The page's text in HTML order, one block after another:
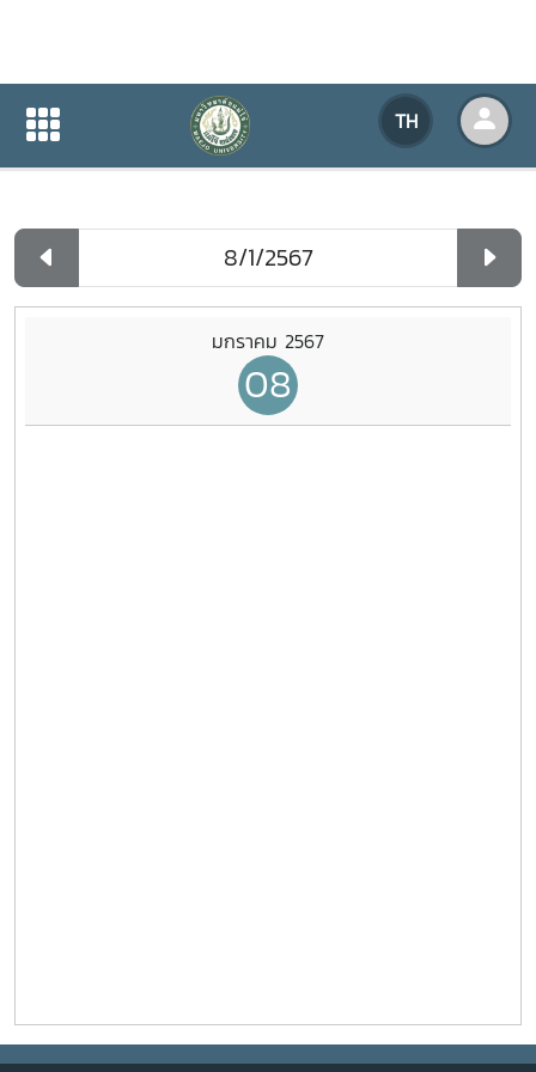
TH
ปฏิทินกิจกรรมของหน่วยงาน
ปฏิทินกิจกรรมของหน่วยงาน
มกราคม 2567
08